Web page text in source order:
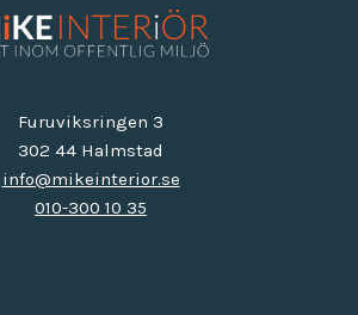
Furuviksringen 3
302 44 Halmstad
info@mikeinterior.se
010-300 10 35